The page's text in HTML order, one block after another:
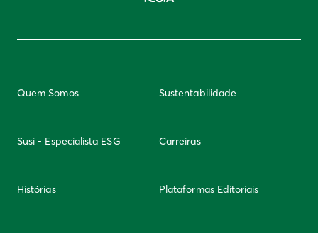
Quem Somos Sustentabilidade
Susi - Especialista ESG Carreiras
Histórias Plataformas Editoriais
Newsletter Integridade